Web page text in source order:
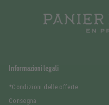
Informazioni legali
*Condizioni delle offerte
Consegna